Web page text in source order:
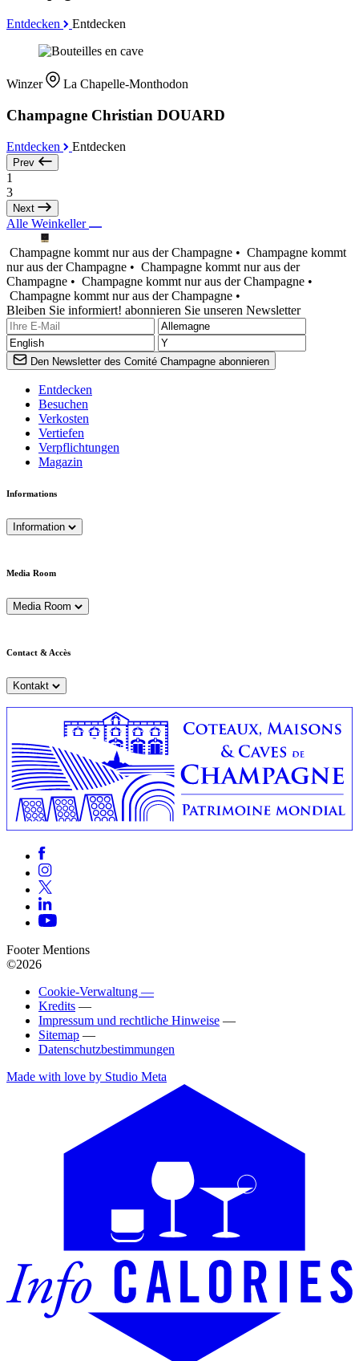
Entdecken Entdecken
Winzer La Chapelle-Monthodon
Champagne Christian DOUARD
Entdecken Entdecken
Prev
1
3
Next
Alle Weinkeller
Champagne kommt nur aus der Champagne • Champagne kommt
nur aus der Champagne • Champagne kommt nur aus der
Champagne • Champagne kommt nur aus der Champagne •
Champagne kommt nur aus der Champagne •
Bleiben Sie informiert! abonnieren Sie unseren Newsletter
Den Newsletter des Comité Champagne abonnieren
Entdecken
Besuchen
Verkosten
Vertiefen
Verpflichtungen
Magazin
Informations
Information
Media Room
Media Room
Contact & Accès
Kontakt
Footer Mentions
©2026
Cookie-Verwaltung —
Kredits —
Impressum und rechtliche Hinweise —
Sitemap —
Datenschutzbestimmungen
Made with love by Studio Meta